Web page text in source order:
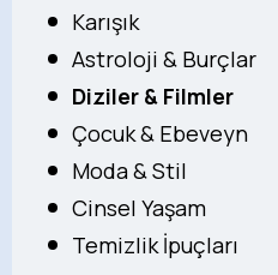
Karışık
Astroloji & Burçlar
Diziler & Filmler
Çocuk & Ebeveyn
Moda & Stil
Cinsel Yaşam
Temizlik İpuçları